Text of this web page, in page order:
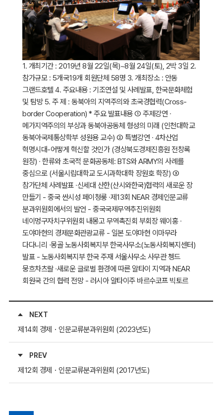
1. 개최기간 : 2019년 8월 22일(목)~8월 24일(토), 2박 3일 2.
참가규모 : 5개국19개 회원단체 58명 3. 개최장소 : 안동
그랜드호텔 4. 주요내용 : 기조연설 및 사례발표, 한국문화체험
및 탐방 5. 주 제 : 동북아의 지역주의와 초국경협력(Cross-
border Cooperation) * 주요 발표내용 ① 주제강연 ∙
메가지역주의의 부상과 동북아공동체 형성의 미래 (인천대학교
동북아국제통상학부 성원용 교수) ② 특별강연 ∙ 4차산업
혁명시대-어떻게 혁신할 것인가 (경상북도경제진흥원 전창록
원장) ∙ 한류와 초국적 문화공동체: BTS와 ARMY의 사례를
중심으로 (서울시립대학교 도시과학대학 장원호 학장) ③
참가단체 사례발표 ∙신세대 산한(산시와한국)협력의 새로운 장
만들기 - 중국 싼시성 페이청룽 ∙제13회 NEAR 경제인문교류
분과위원회에서의 발언 - 중국국제무역추진위원회
네이멍구자치구위원회 내몽고 무역촉진회 부회장 웨이홍 ∙
도야마현의 경제문화관광교류 - 일본 도야마현 이마무라
다다니리 ∙몽골 노동사회복지부 한국사무소(노동사회복지센터)
발표 - 노동사회복지부 한국 주재 서울사무소 사무관 쳉드
뭉흐차츠랄 ∙새로운 글로벌 환경에 따른 알타이 지역과 NEAR
회원국 간의 협력 전망 - 러시아 알타이주 바르수코프 빅토르
NEXT
제14회 경제・인문교류분과위원회 (2023년도)
PREV
제12회 경제・인문교류분과위원회 (2017년도)